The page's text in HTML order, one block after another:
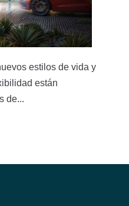
estilos de vida y
están
de...